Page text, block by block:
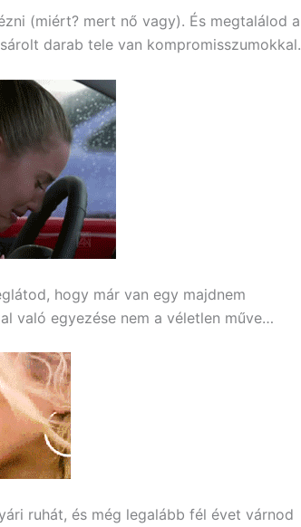
(miért? mert nő vagy). És megtalálod a
darab tele van kompromisszumokkal.
hogy már van egy majdnem
való egyezése nem a véletlen műve…
ruhát, és még legalább fél évet várnod